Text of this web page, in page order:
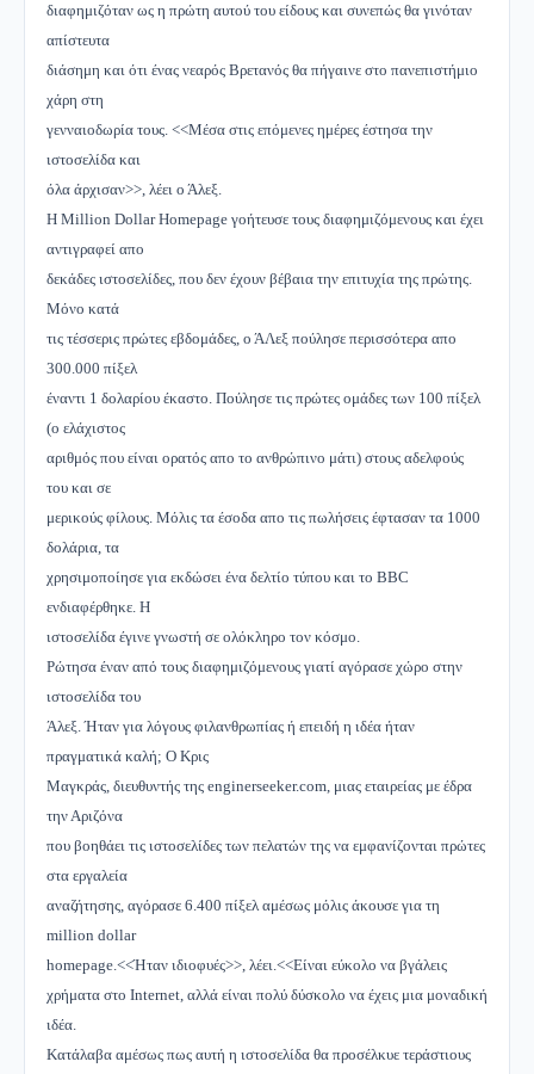
διαφημιζόταν ως η πρώτη αυτού του είδους και συνεπώς θα γινόταν
απίστευτα
διάσημη και ότι ένας νεαρός Βρετανός θα πήγαινε στο πανεπιστήμιο
χάρη στη
γενναιοδωρία τους. <<Μέσα στις επόμενες ημέρες έστησα την
ιστοσελίδα και
όλα άρχισαν>>, λέει ο Άλεξ.
Η Million Dollar Homepage γοήτευσε τους διαφημιζόμενους και έχει
αντιγραφεί απο
δεκάδες ιστοσελίδες, που δεν έχουν βέβαια την επιτυχία της πρώτης.
Μόνο κατά
τις τέσσερις πρώτες εβδομάδες, ο ΆΛεξ πούλησε περισσότερα απο
300.000 πίξελ
έναντι 1 δολαρίου έκαστο. Πούλησε τις πρώτες ομάδες των 100 πίξελ
(ο ελάχιστος
αριθμός που είναι ορατός απο το ανθρώπινο μάτι) στους αδελφούς
του και σε
μερικούς φίλους. Μόλις τα έσοδα απο τις πωλήσεις έφτασαν τα 1000
δολάρια, τα
χρησιμοποίησε για εκδώσει ένα δελτίο τύπου και το BBC
ενδιαφέρθηκε. Η
ιστοσελίδα έγινε γνωστή σε ολόκληρο τον κόσμο.
Ρώτησα έναν από τους διαφημιζόμενους γιατί αγόρασε χώρο στην
ιστοσελίδα του
Άλεξ. Ήταν για λόγους φιλανθρωπίας ή επειδή η ιδέα ήταν
πραγματικά καλή; Ο Κρις
Μαγκράς, διευθυντής της enginerseeker.com, μιας εταιρείας με έδρα
την Αριζόνα
που βοηθάει τις ιστοσελίδες των πελατών της να εμφανίζονται πρώτες
στα εργαλεία
αναζήτησης, αγόρασε 6.400 πίξελ αμέσως μόλις άκουσε για τη
million dollar
homepage.<<Ήταν ιδιοφυές>>, λέει.<<Είναι εύκολο να βγάλεις
χρήματα στο Internet, αλλά είναι πολύ δύσκολο να έχεις μια μοναδική
ιδέα.
Κατάλαβα αμέσως πως αυτή η ιστοσελίδα θα προσέλκυε τεράστιους